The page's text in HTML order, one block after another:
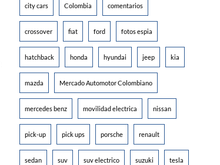
city cars Colombia comentarios
crossover fiat ford fotos espia
hatchback honda hyundai jeep kia
mazda Mercado Automotor Colombiano
mercedes benz movilidad electrica nissan
pick-up pick ups porsche renault
sedan suv suv electrico suzuki tesla